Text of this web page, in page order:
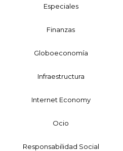
Especiales
Finanzas
Globoeconomía
Infraestructura
Internet Economy
Ocio
Responsabilidad Social